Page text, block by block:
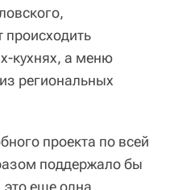
происходить
кухнях, а меню
региональных
проекта по всей
поддержало бы